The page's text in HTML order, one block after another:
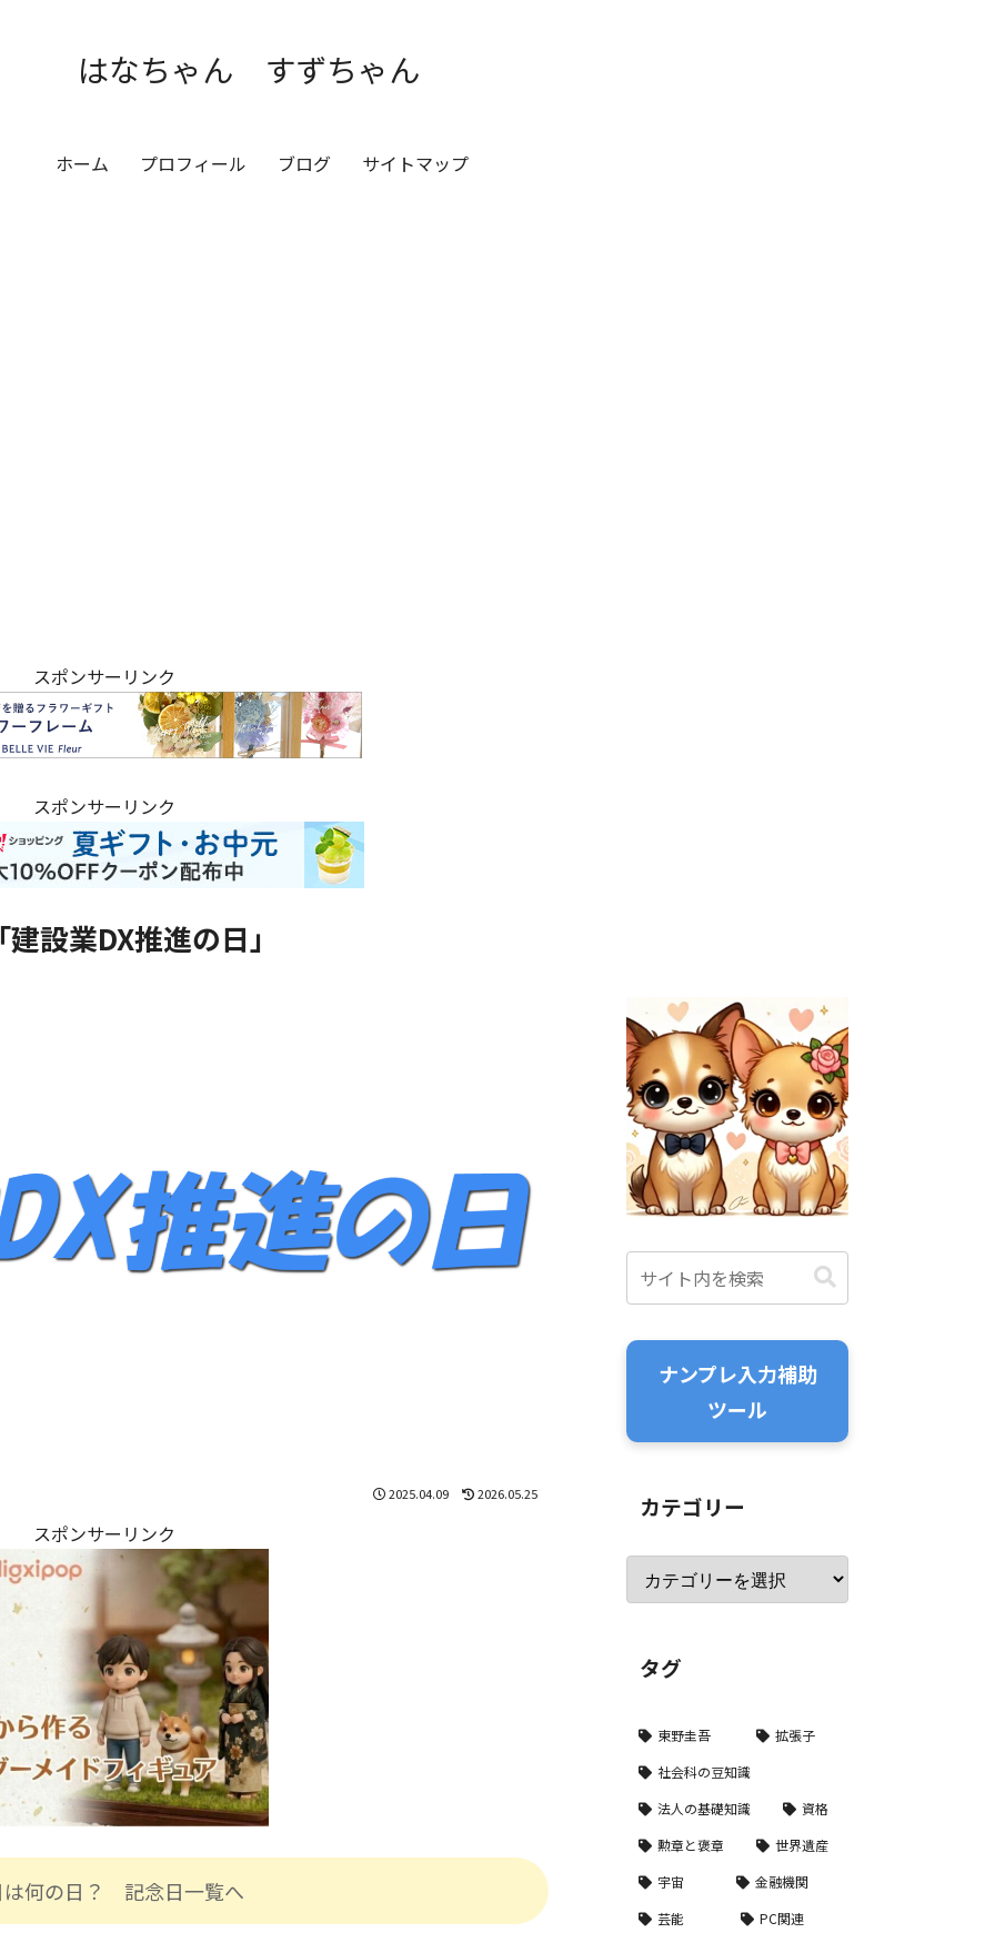
はなちゃん すずちゃん
ホーム プロフィール ブログ サイトマップ
スポンサーリンク
スポンサーリンク
設業DX推進の日」
2025.04.09 2026.05.25
スポンサーリンク
は何の日？ 記念日一覧へ
ナンプレ入力補助
ツール
カテゴリー
タグ
東野圭吾
拡張子
社会科の豆知識
法人の基礎知識
資格
勲章と褒章
世界遺産
宇宙
金融機関
芸能
PC関連